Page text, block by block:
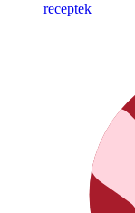
receptek